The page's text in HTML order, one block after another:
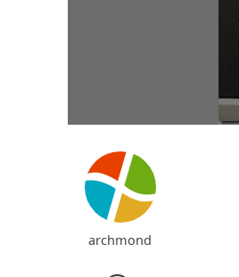
archmond